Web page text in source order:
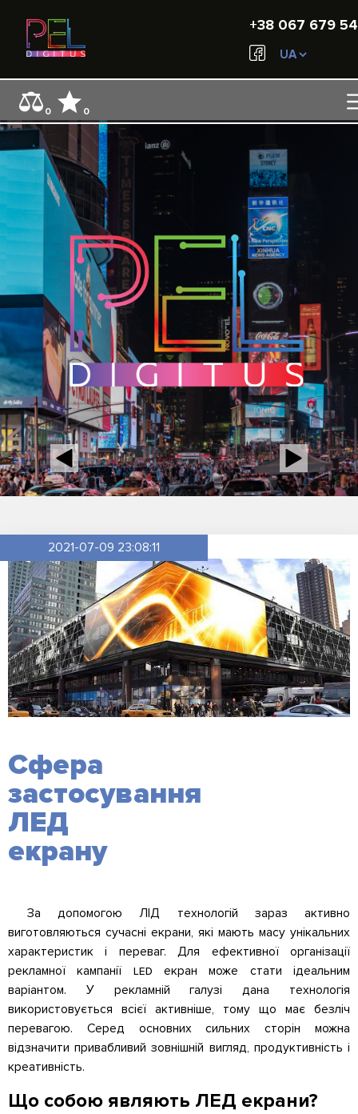
+38 067 679
0 0
2021-07-09 23:08:11
Сфера
застосування
ЛЕД
екрану
За допомогою ЛІД технологій зараз активно
виготовляються сучасні екрани, які мають масу унікальних
характеристик і переваг. Для ефективної організації
рекламної кампанії led екран може стати ідеальним
варіантом. У рекламній галузі дана технологія
використовується всієї активніше, тому що має безліч
перевагою. Серед основних сильних сторін можна
відзначити привабливий зовнішній вигляд, продуктивність і
креативність.
Що собою являють ЛЕД екрани?